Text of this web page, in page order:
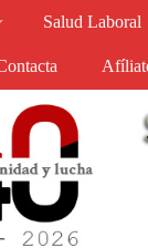
Salud Laboral